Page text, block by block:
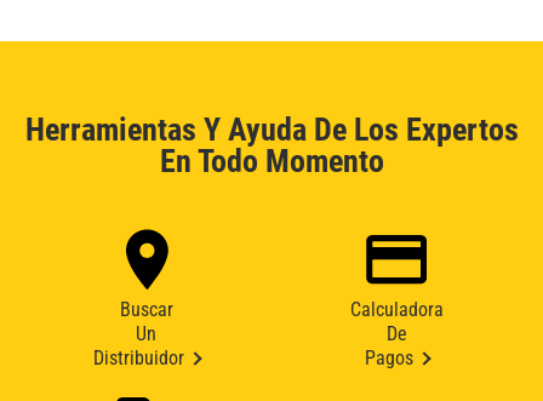
Herramientas Y Ayuda De Los Expertos
En Todo Momento
Buscar
Un
Distribuidor
Calculadora
De
Pagos